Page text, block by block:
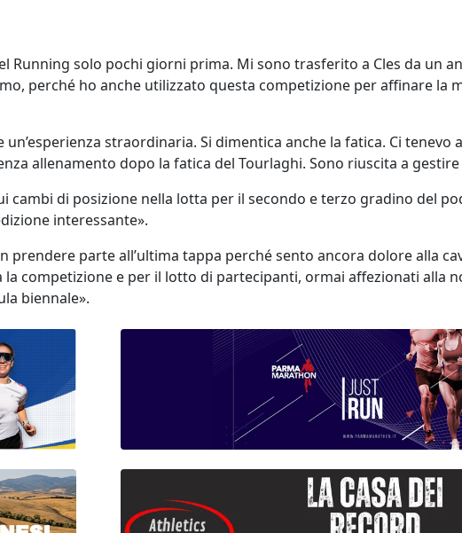
Running solo pochi giorni prima. Mi sono trasferito a Cles da un
perché ho anche utilizzato questa competizione per affinare la
straordinaria. Si dimentica anche la fatica. Ci tenevo
allenamento dopo la fatica del Tourlaghi. Sono riuscita a
di posizione nella lotta per il secondo e terzo gradino del
interessante».
parte all’ultima tappa perché sento ancora dolore alla
competizione e per il lotto di partecipanti, ormai affezionati alla
biennale».